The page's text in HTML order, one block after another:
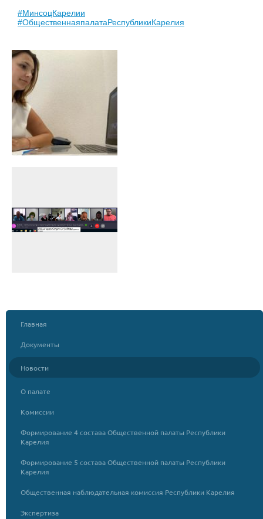
#МинсоцКарелии
#ОбщественнаяпалатаРеспубликиКарелия
Главная
Документы
Новости
О палате
Комиссии
Формирование 4 состава Общественной палаты Республики
Карелия
Формирование 5 состава Общественной палаты Республики
Карелия
Общественная наблюдательная комиссия Республики Карелия
Экспертиза